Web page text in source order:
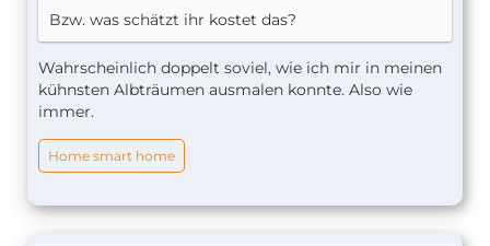
Bzw. was schätzt ihr kostet das?
Wahrscheinlich doppelt soviel, wie ich mir in meinen
kühnsten Albträumen ausmalen konnte. Also wie
immer.
Home smart home